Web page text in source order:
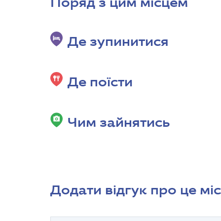
Поряд з цим місцем
Де зупинитися
Де поїсти
Чим зайнятись
Додати відгук про це